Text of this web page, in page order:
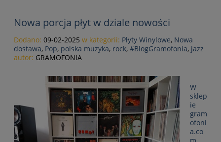
Nowa porcja płyt w dziale nowości
Dodano: 09-02-2025 w kategorii: Płyty Winylowe, Nowa
dostawa, Pop, polska muzyka, rock, #BlogGramofonia, jazz
autor: GRAMOFONIA
W
sklep
ie
gram
ofoni
a.co
m